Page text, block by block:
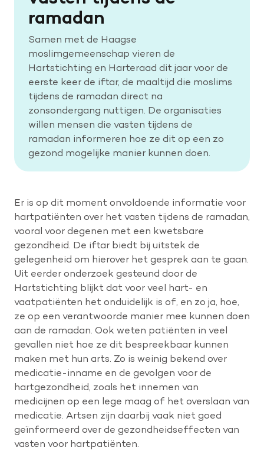
Help mee met tijd
Wetenschappelijk onderzoek
Doneer
ramadan
Samen met de Haagse
moslimgemeenschap vieren de
Hartstichting en Harteraad dit jaar voor de
eerste keer de iftar, de maaltijd die moslims
tijdens de ramadan direct na
zonsondergang nuttigen. De organisaties
willen mensen die vasten tijdens de
ramadan informeren hoe ze dit op een zo
gezond mogelijke manier kunnen doen.
Er is op dit moment onvoldoende informatie voor
hartpatiënten over het vasten tijdens de ramadan,
vooral voor degenen met een kwetsbare
gezondheid. De iftar biedt bij uitstek de
gelegenheid om hierover het gesprek aan te gaan.
Uit eerder onderzoek gesteund door de
Hartstichting blijkt dat voor veel hart- en
vaatpatiënten het onduidelijk is of, en zo ja, hoe,
ze op een verantwoorde manier mee kunnen doen
aan de ramadan. Ook weten patiënten in veel
gevallen niet hoe ze dit bespreekbaar kunnen
maken met hun arts. Zo is weinig bekend over
medicatie-inname en de gevolgen voor de
hartgezondheid, zoals het innemen van
medicijnen op een lege maag of het overslaan van
medicatie. Artsen zijn daarbij vaak niet goed
geïnformeerd over de gezondheidseffecten van
vasten voor hartpatiënten.